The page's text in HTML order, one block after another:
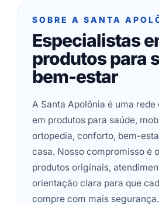
SOBRE A SANTA
Especialistas
produtos para
bem-estar
A Santa Apolônia é uma
em produtos para saúde,
ortopedia, conforto, bem-
casa. Nosso compromisso é
produtos originais,
orientação clara para que
compre com mais segurança.